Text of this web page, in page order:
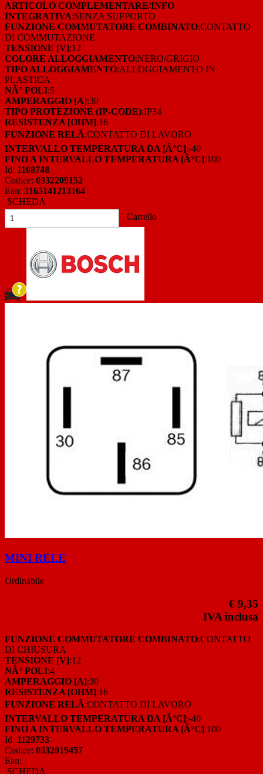
ARTICOLO COMPLEMENTARE/INFO
INTEGRATIVA:SENZA SUPPORTO
FUNZIONE COMMUTATORE COMBINATO:CONTATTO
DI COMMUTAZIONE
TENSIONE [V]:12
COLORE ALLOGGIAMENTO:NERO/GRIGIO
TIPO ALLOGGIAMENTO:ALLOGGIAMENTO IN
PLASTICA
NÂ° POLI:5
AMPERAGGIO [A]:30
TIPO PROTEZIONE (IP-CODE):IP34
RESISTENZA [OHM]:16
FUNZIONE RELÃ:CONTATTO DI LAVORO
INTERVALLO TEMPERATURA DA [Â°C]:-40
FINO A INTERVALLO TEMPERATURA [Â°C]:100
Id: 1108748
Codice: 0332209152
Ean: 3165141213164
SCHEDA
Carrello
MINI RELE
Ordinabile
€ 9,35
IVA inclusa
FUNZIONE COMMUTATORE COMBINATO:CONTATTO
DI CHIUSURA
TENSIONE [V]:12
NÂ° POLI:4
AMPERAGGIO [A]:30
RESISTENZA [OHM]:16
FUNZIONE RELÃ:CONTATTO DI LAVORO
INTERVALLO TEMPERATURA DA [Â°C]:-40
FINO A INTERVALLO TEMPERATURA [Â°C]:100
Id: 1129733
Codice: 0332019457
Ean:
SCHEDA